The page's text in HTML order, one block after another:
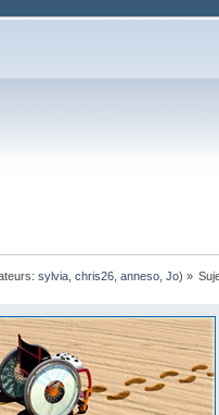
sylvia, chris26, anneso, Jo) »